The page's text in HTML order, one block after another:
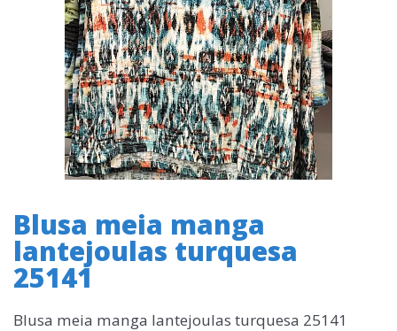
Blusa meia manga
lantejoulas turquesa
25141
Blusa meia manga lantejoulas turquesa 25141